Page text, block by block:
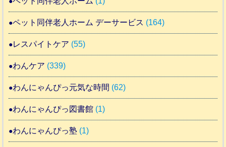
ペット同伴老人ホーム デーサービス (164)
レスパイトケア (55)
わんケア (339)
わんにゃんぴっ元気な時間 (62)
わんにゃんぴっ図書館 (1)
わんにゃんぴっ塾 (1)